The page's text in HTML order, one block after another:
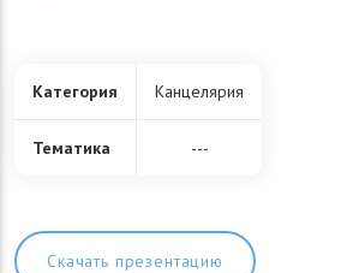
Категория Канцелярия
Тематика ---
Скачать презентацию